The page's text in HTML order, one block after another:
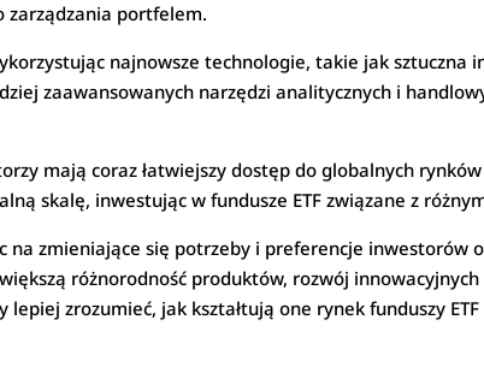
zarządzania portfelem.
najnowsze technologie, takie jak sztuczna
zaawansowanych narzędzi analitycznych i
mają coraz łatwiejszy dostęp do globalnych
skalę, inwestując w fundusze ETF związane z
na zmieniające się potrzeby i preferencje inwestorów
różnorodność produktów, rozwój
zrozumieć, jak kształtują one rynek funduszy